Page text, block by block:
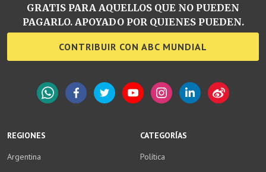
REGIONES
Argentina
CATEGORÍAS
Política
GRATIS PARA AQUELLOS QUE NO PUEDEN
PAGARLO. APOYADO POR QUIENES PUEDEN.
CONTRIBUIR CON ABC MUNDIAL